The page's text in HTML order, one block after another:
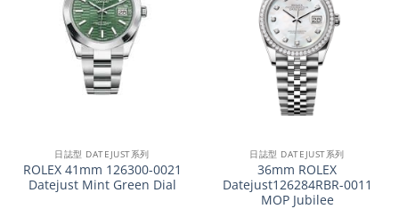
日誌型 DATEJUST系列
ROLEX 41mm 126300-0021
Datejust Mint Green Dial
日誌型 DATEJUST系列
36mm ROLEX
Datejust126284RBR-0011
MOP Jubilee